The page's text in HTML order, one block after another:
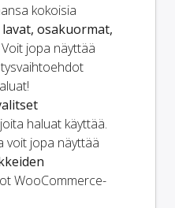
kokoisia
lavat, osakuormat,
Voit jopa näyttää
haluat käyttää.
voit jopa näyttää
WooCommerce-